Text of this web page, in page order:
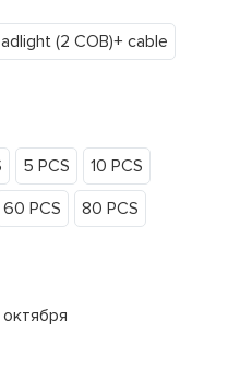
(2 COB)+ cable
5 PCS
10 PCS
60 PCS
80 PCS
октября